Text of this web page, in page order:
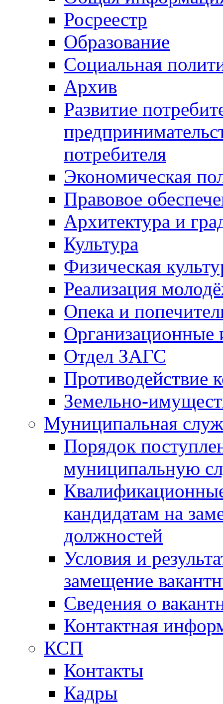
Росреестр
Образование
Социальная
Архив
Развитие
потребителя
Экономическая
Правовое
Архитектура и
Культура
Физическая
Реализация
Опека и
Отдел ЗАГС
Противодействие
Земельно-
Муниципальная
Порядок
муниципальную
кандидатам на
должностей
Условия и
замещение
Сведения о
Контактная
КСП
Контакты
Кадры